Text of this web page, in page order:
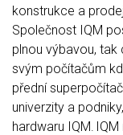
konstrukce a
Společnost IQM
plnou výbavou,
svým počítačům
přední
univerzity a
hardwaru IQM.